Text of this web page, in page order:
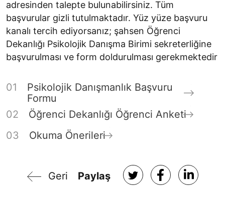
adresinden talepte bulunabilirsiniz. Tüm
başvurular gizli tutulmaktadır. Yüz yüze başvuru
kanalı tercih ediyorsanız; şahsen Öğrenci
Dekanlığı Psikolojik Danışma Birimi sekreterliğine
başvurulması ve form doldurulması gerekmektedir
Psikolojik Danışmanlık Başvuru
Formu
Öğrenci Dekanlığı Öğrenci Anketi
Okuma Önerileri
Geri Paylaş